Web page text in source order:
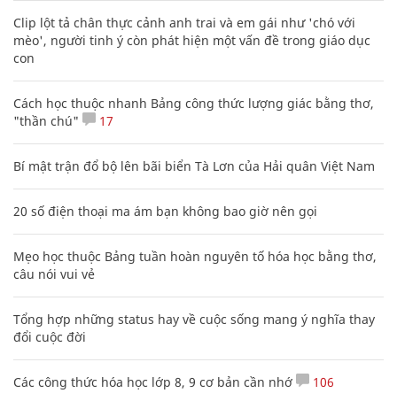
Clip lột tả chân thực cảnh anh trai và em gái như 'chó với
mèo', người tinh ý còn phát hiện một vấn đề trong giáo dục
con
Cách học thuộc nhanh Bảng công thức lượng giác bằng thơ,
"thần chú"
17
Bí mật trận đổ bộ lên bãi biển Tà Lơn của Hải quân Việt Nam
20 số điện thoại ma ám bạn không bao giờ nên gọi
Mẹo học thuộc Bảng tuần hoàn nguyên tố hóa học bằng thơ,
câu nói vui vẻ
Tổng hợp những status hay về cuộc sống mang ý nghĩa thay
đổi cuộc đời
Các công thức hóa học lớp 8, 9 cơ bản cần nhớ 106